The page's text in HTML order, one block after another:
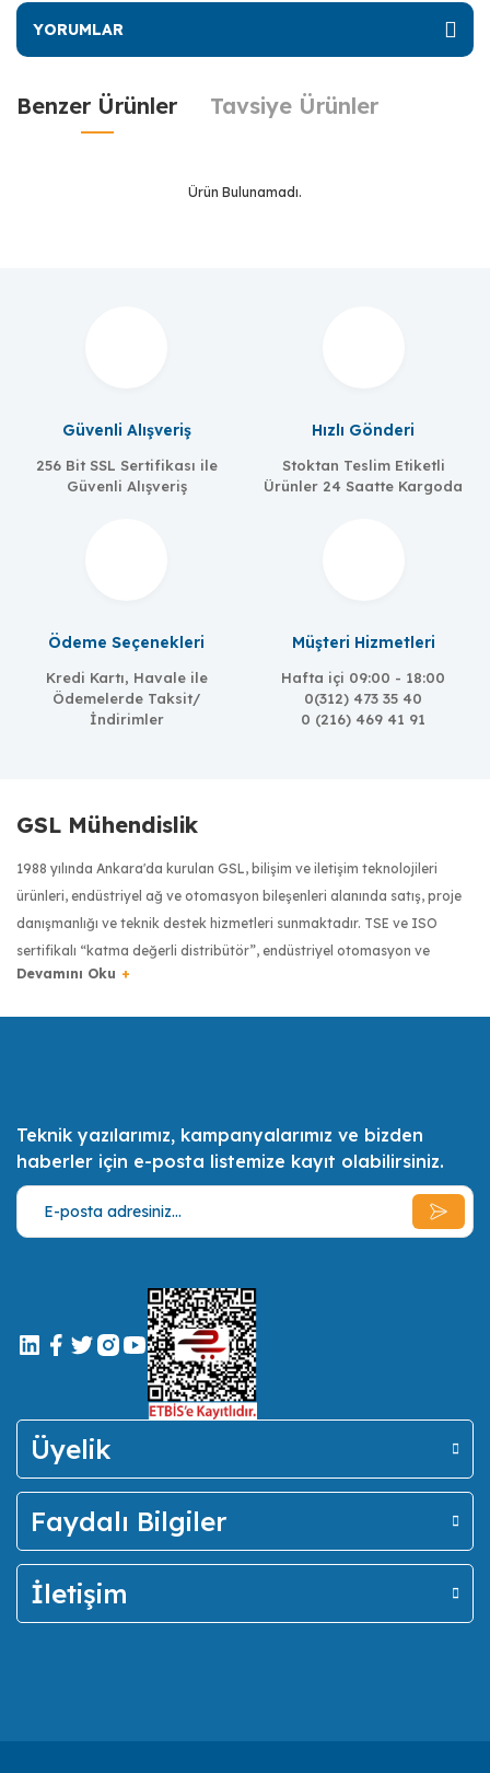
YORUMLAR
Benzer Ürünler Tavsiye Ürünler
Ürün Bulunamadı.
Güvenli Alışveriş
256 Bit SSL Sertifikası ile
Güvenli Alışveriş
Hızlı Gönderi
Stoktan Teslim Etiketli
Ürünler 24 Saatte Kargoda
Ödeme Seçenekleri
Kredi Kartı, Havale ile
Ödemelerde Taksit/
İndirimler
Müşteri Hizmetleri
Hafta içi 09:00 - 18:00
0(312) 473 35 40
0 (216) 469 41 91
GSL Mühendislik
1988 yılında Ankara'da kurulan GSL, bilişim ve iletişim teknolojileri
ürünleri, endüstriyel ağ ve otomasyon bileşenleri alanında satış, proje
danışmanlığı ve teknik destek hizmetleri sunmaktadır. TSE ve ISO
sertifikalı “katma değerli distribütör”, endüstriyel otomasyon ve
haberleşme sektöründe dünyanın önde gelen üreticilerinin ürünlerini
Türkiye bilişim sektörünün ilk 500 bilişim şirketinden biri olan GSL,
uzman sertifikalı mühendis kadrosuyla müşterilerinin ihtiyaçlarını en iyi
şekilde tespit etmek, onlara bu ihtiyaçları doğrultusunda olabilecek en
ekonomik, en kaliteli ve en pratik çözümler ve alternatifler sunmak,
Teknik yazılarımız, kampanyalarımız ve bizden
haberler için e-posta listemize kayıt olabilirsiniz.
Üyelik
Faydalı Bilgiler
İletişim